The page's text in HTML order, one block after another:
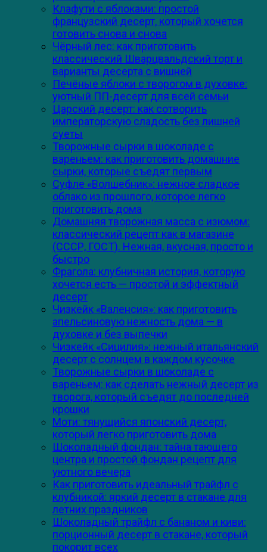
Клафути с яблоками: простой
французский десерт, который хочется
готовить снова и снова
Чёрный лес: как приготовить
классический Шварцвальдский торт и
варианты десерта с вишней
Печёные яблоки с творогом в духовке:
уютный ПП-десерт для всей семьи
Царский десерт: как сотворить
императорскую сладость без лишней
суеты
Творожные сырки в шоколаде с
вареньем: как приготовить домашние
сырки, которые съедят первым
Суфле «Волшебник»: нежное сладкое
облако из прошлого, которое легко
приготовить дома
Домашняя творожная масса с изюмом:
классический рецепт как в магазине
(СССР, ГОСТ). Нежная, вкусная, просто и
быстро
Фрагола: клубничная история, которую
хочется есть — простой и эффектный
десерт
Чизкейк «Валенсия»: как приготовить
апельсиновую нежность дома — в
духовке и без выпечки
Чизкейк «Сицилия»: нежный итальянский
десерт с солнцем в каждом кусочке
Творожные сырки в шоколаде с
вареньем: как сделать нежный десерт из
творога, который съедят до последней
крошки
Моти: тянущийся японский десерт,
который легко приготовить дома
Шоколадный фондан: тайна тающего
центра и простой фондан рецепт для
уютного вечера
Как приготовить идеальный трайфл с
клубникой: яркий десерт в стакане для
летних праздников
Шоколадный трайфл с бананом и киви:
порционный десерт в стакане, который
покорит всех